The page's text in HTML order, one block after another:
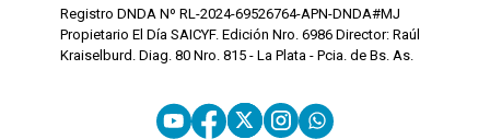
Registro DNDA Nº RL-2024-69526764-APN-DNDA#MJ
Propietario El Día SAICYF. Edición Nro. 6986 Director: Raúl
Kraiselburd. Diag. 80 Nro. 815 - La Plata - Pcia. de Bs. As.